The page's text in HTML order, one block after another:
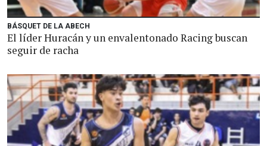
BÁSQUET DE LA ABECH
El líder Huracán y un envalentonado Racing buscan
seguir de racha